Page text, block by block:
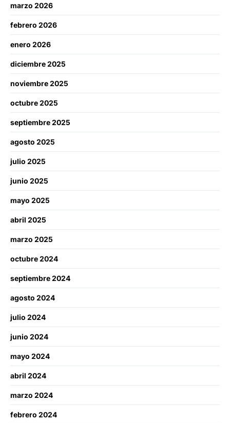
marzo 2026
febrero 2026
enero 2026
diciembre 2025
noviembre 2025
octubre 2025
septiembre 2025
agosto 2025
julio 2025
junio 2025
mayo 2025
abril 2025
marzo 2025
octubre 2024
septiembre 2024
agosto 2024
julio 2024
junio 2024
mayo 2024
abril 2024
marzo 2024
febrero 2024